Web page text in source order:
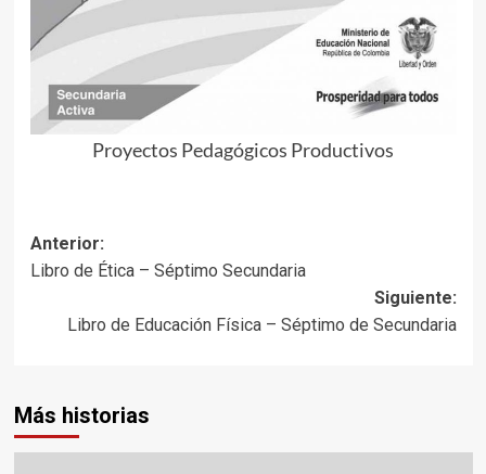
Proyectos Pedagógicos Productivos
Navegación
de
entradas
Anterior:
Libro de Ética – Séptimo Secundaria
Siguiente:
Libro de Educación Física – Séptimo de Secundaria
Más historias